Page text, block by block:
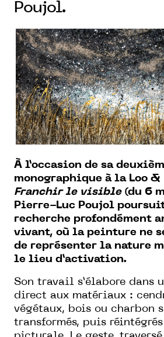
Poujol.
À l’occasion de sa
monographique à la Loo
Franchir le visible(du 6
Pierre-Luc Poujol
recherche profondément
vivant, où la peinture ne
de représenter la nature
le lieu d’activation.
Son travail s’élabore dans
direct aux matériaux :
végétaux, bois ou charbon
transformés, puis